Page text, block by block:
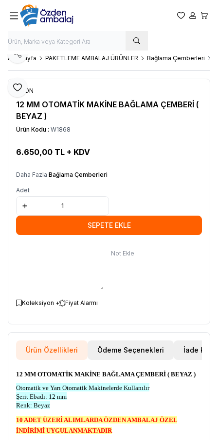
Favorilerim
Hesabım
Ana Sayfa PAKETLEME AMBALAJ ÜRÜNLER Bağlama Çemberleri
Favoriye Ekle
Paylaş
OZDN
12 MM OTOMATİK MAKİNE BAĞLAMA ÇEMBERİ (
BEYAZ )
Ürün Kodu : W1868
6.650,00 TL + KDV
Daha Fazla Bağlama Çemberleri
Adet
SEPETE EKLE
Not Ekle
Koleksiyon + Fiyat Alarmı
Ürün Özellikleri Ödeme Seçenekleri İade
12 MM OTOMATİK MAKİNE BAĞLAMA ÇEMBERİ ( BEYAZ )
Otomatik ve Yarı Otomatik Makinelerde Kullanılır
Şerit Ebadı: 12 mm
Renk: Beyaz
10 ADET ÜZERİ ALIMLARDA ÖZDEN AMBALAJ ÖZEL
İNDİRİMİ UYGULANMAKTADIR